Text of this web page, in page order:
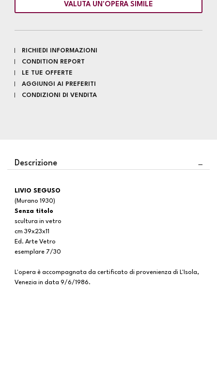
VALUTA UN'OPERA SIMILE
RICHIEDI INFORMAZIONI
CONDITION REPORT
LE TUE OFFERTE
AGGIUNGI AI PREFERITI
CONDIZIONI DI VENDITA
Descrizione
LIVIO SEGUSO
(Murano 1930)
Senza titolo
scultura in vetro
cm 39x23x11
Ed. Arte Vetro
esemplare 7/30
L'opera è accompagnata da certificato di provenienza di L'Isola,
Venezia in data 9/6/1986.